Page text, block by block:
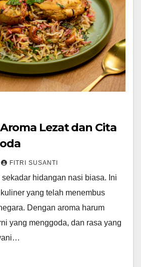
Lezat dan Cita
FITRI SUSANTI
hidangan nasi biasa. Ini
yang telah menembus
Dengan aroma harum
yang menggoda, dan rasa yang